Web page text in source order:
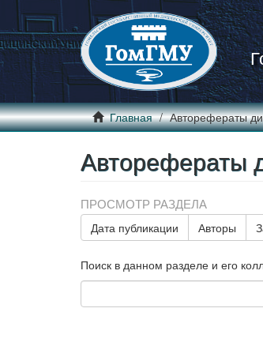
Главная Авторефераты
Авторефераты
ПРОСМОТР РАЗДЕЛА
Дата публикации Авторы
Поиск в данном разделе и его